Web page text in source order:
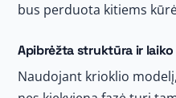
bus perduota kitiems
Apibrėžta struktūra ir
Naudojant krioklio